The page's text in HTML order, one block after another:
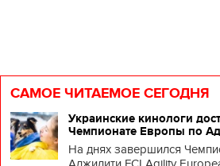
САМОЕ ЧИТАЕМОЕ СЕГОДНЯ
Украинские кинологи
Чемпионате Европы по
На днях завершился